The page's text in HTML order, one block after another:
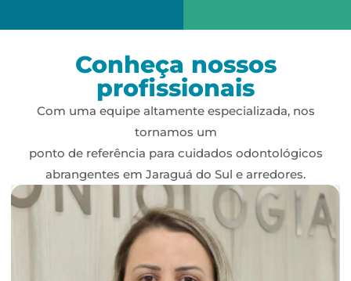
Conheça nossos
profissionais
Com uma equipe altamente especializada, nos
tornamos um
ponto de referência para cuidados odontológicos
abrangentes em Jaraguá do Sul e arredores.